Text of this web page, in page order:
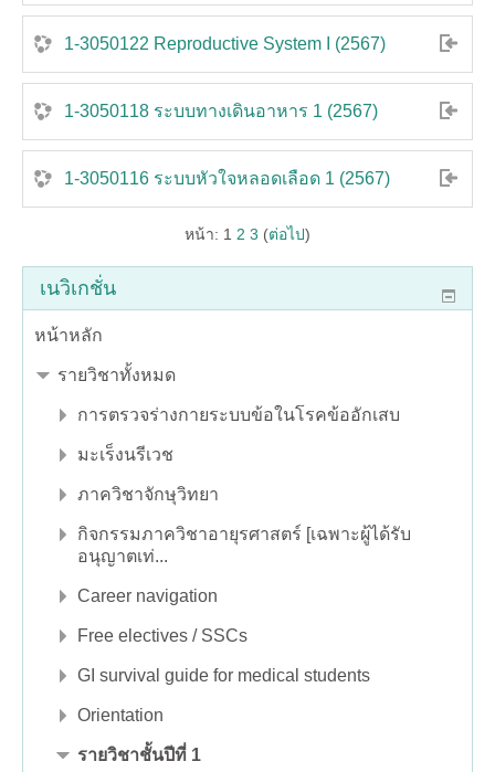
1-3050122 Reproductive System I (2567)
1-3050118 ระบบทางเดินอาหาร 1 (2567)
1-3050116 ระบบหัวใจหลอดเลือด 1 (2567)
หน้า: 1 2 3 (ต่อไป)
เนวิเกชั่น
หน้าหลัก
รายวิชาทั้งหมด
การตรวจร่างกายระบบข้อในโรคข้ออักเสบ
มะเร็งนรีเวช
ภาควิชาจักษุวิทยา
กิจกรรมภาควิชาอายุรศาสตร์ [เฉพาะผู้ได้รับ
อนุญาตเท่...
Career navigation
Free electives / SSCs
GI survival guide for medical students
Orientation
รายวิชาชั้นปีที่ 1